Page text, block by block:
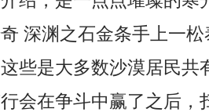
深渊之石金条手上一
些是大多数沙漠居民共
会在争斗中赢了之后，